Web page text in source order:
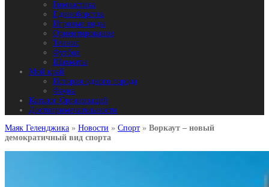
Гимнастика
Единоборства
Игровые виды
Ориентирование
Теннис
Футбол
Шахматы
Мой край
История одного города
Фауна
Каталог Организаций
Достопримечательности
Маяк Геленджика » Новости » Спорт » Воркаут – новый
демократичный вид спорта